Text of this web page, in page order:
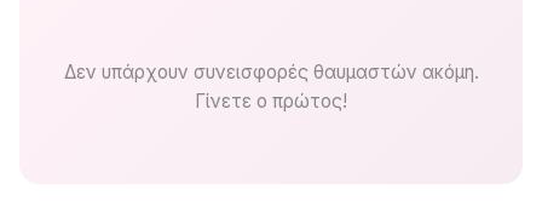
Δεν υπάρχουν συνεισφορές θαυμαστών ακόμη.
Γίνετε ο πρώτος!